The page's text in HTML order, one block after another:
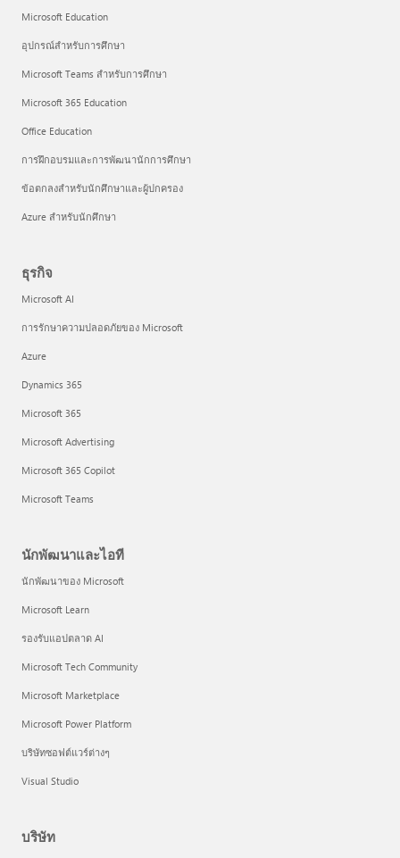
Microsoft Education
อุปกรณ์สำหรับการศึกษา
Microsoft Teams สำหรับการศึกษา
Microsoft 365 Education
Office Education
การฝึกอบรมและการพัฒนานักการศึกษา
ข้อตกลงสำหรับนักศึกษาและผู้ปกครอง
Azure สำหรับนักศึกษา
ธุรกิจ
Microsoft AI
การรักษาความปลอดภัยของ Microsoft
Azure
Dynamics 365
Microsoft 365
Microsoft Advertising
Microsoft 365 Copilot
Microsoft Teams
นักพัฒนาและไอที
นักพัฒนาของ Microsoft
Microsoft Learn
รองรับแอปตลาด AI
Microsoft Tech Community
Microsoft Marketplace
Microsoft Power Platform
บริษัทซอฟต์แวร์ต่างๆ
Visual Studio
บริษัท